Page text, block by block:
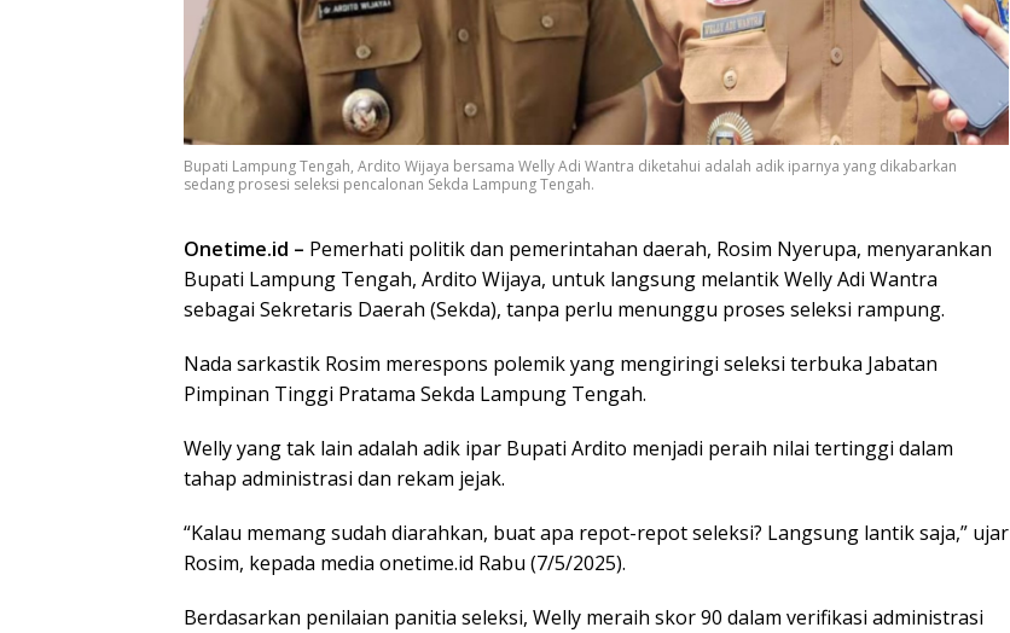
Bupati Lampung Tengah, Ardito Wijaya bersama Welly Adi Wantra diketahui adalah adik iparnya yang dikabarkan
sedang prosesi seleksi pencalonan Sekda Lampung Tengah.
Onetime.id – Pemerhati politik dan pemerintahan daerah, Rosim Nyerupa, menyarankan
Bupati Lampung Tengah, Ardito Wijaya, untuk langsung melantik Welly Adi Wantra
sebagai Sekretaris Daerah (Sekda), tanpa perlu menunggu proses seleksi rampung.
Nada sarkastik Rosim merespons polemik yang mengiringi seleksi terbuka Jabatan
Pimpinan Tinggi Pratama Sekda Lampung Tengah.
Welly yang tak lain adalah adik ipar Bupati Ardito menjadi peraih nilai tertinggi dalam
tahap administrasi dan rekam jejak.
“Kalau memang sudah diarahkan, buat apa repot-repot seleksi? Langsung lantik saja,” ujar
Rosim, kepada media onetime.id Rabu (7/5/2025).
Berdasarkan penilaian panitia seleksi, Welly meraih skor 90 dalam verifikasi administrasi